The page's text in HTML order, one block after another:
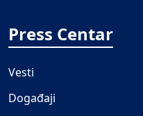
Press Centar
Vesti
Događaji